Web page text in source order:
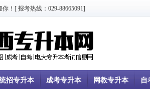
！[ 报考热线：029-88665091]
招专升本 成考专升本 网教专升本 自